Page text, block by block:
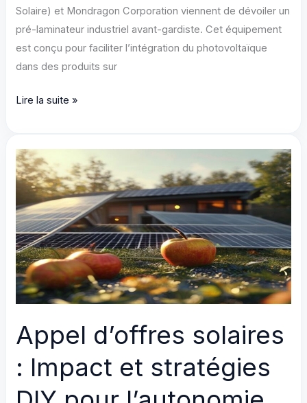
Solaire) et Mondragon Corporation viennent de dévoiler un
pré-laminateur industriel avant-gardiste. Cet équipement
est conçu pour faciliter l’intégration du photovoltaïque
dans des produits sur
PV
mesure
:
Révolution
DIY
et
Open
Source
Lire la suite »
Appel d’offres solaires
: Impact et stratégies